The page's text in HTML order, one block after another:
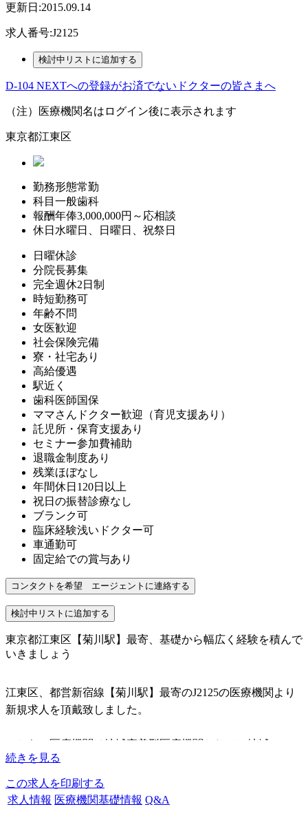
更新日:2015.09.14
求人番号:J2125
D-104 NEXTへの登録がお済でないドクターの皆さまへ
（注）医療機関名はログイン後に表示されます
東京都江東区
勤務形態常勤
科目 一般歯科
報酬年俸3,000,000円～応相談
休日 水曜日、日曜日、祝祭日
日曜休診
分院長募集
完全週休2日制
時短勤務可
年齢不問
女医歓迎
社会保険完備
寮・社宅あり
高給優遇
駅近く
歯科医師国保
ママさんドクター歓迎（育児支援あり）
託児所・保育支援あり
セミナー参加費補助
退職金制度あり
残業ほぼなし
年間休日120日以上
祝日の振替診療なし
ブランク可
臨床経験浅いドクター可
車通勤可
固定給での賞与あり
東京都江東区【菊川駅】最寄、基礎から幅広く経験を積んで
いきましょう
江東区、都営新宿線【菊川駅】最寄のJ2125の医療機関より
新規求人を頂戴致しました。
こちらの医療機関は地域密着型医療機関として、地域のニー
ズに対応する為、ドクター各々が幅広く対応できるよう、研
鑽を努めています。
続きを見る
この求人を印刷する
求人情報 医療機関基礎情報 Q&A